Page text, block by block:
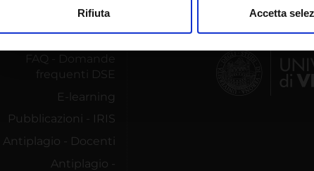
di analisi dei dati web, pubblicità e social media, i quali
che hanno raccolto dal tuo utilizzo dei loro servizi.
Rifiuta Accetta
FAQ - Domande
frequenti DSE
E-learning
Pubblicazioni - IRIS
Antiplagio - Docenti
Antiplagio -